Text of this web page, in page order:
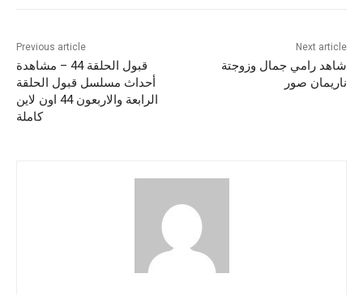
Previous article
قبول الحلقة 44 – مشاهدة
أحداث مسلسل قبول الحلقة
الرابعة والاربعون 44 اون لاين
كاملة
Next article
شاهد رامي جمال وزوجتة
ناريمان صور